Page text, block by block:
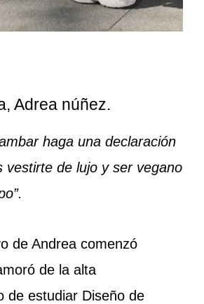
Adrea núñez.
haga una declaración
vestirte de lujo y ser vegano
de Andrea comenzó
de la alta
de estudiar Diseño de